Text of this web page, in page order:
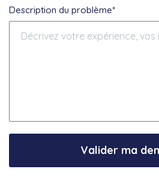
Description du problème*
Valider ma